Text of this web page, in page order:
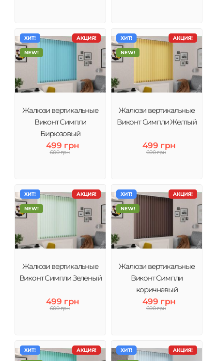
АКЦИЯ!
ХИТ!
NEW!
Жалюзи вертикальные
Виконт Симпли
Бирюзовый
499 грн
600 грн
АКЦИЯ!
ХИТ!
NEW!
Жалюзи вертикальные
Виконт Симпли Желтый
499 грн
600 грн
АКЦИЯ!
ХИТ!
NEW!
Жалюзи вертикальные
Виконт Симпли Зеленый
499 грн
600 грн
АКЦИЯ!
ХИТ!
NEW!
Жалюзи вертикальные
Виконт Симпли
коричневый
499 грн
600 грн
АКЦИЯ!
ХИТ! АКЦИЯ!
ХИТ!